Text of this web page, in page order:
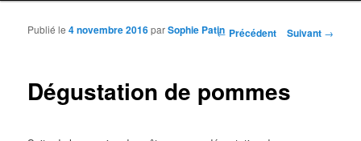
Navigation des articles
← Précédent Suivant →
Dégustation de pommes
Publié le4 novembre 2016parSophie Patin